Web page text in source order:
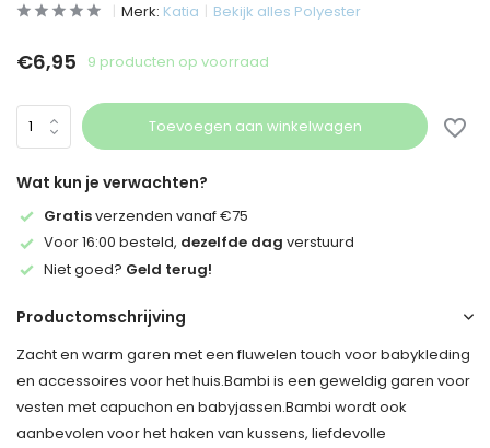
Merk: Katia Bekijk alles Polyester
€6,95 9 producten op voorraad
Toevoegen aan winkelwagen
Wat kun je verwachten?
Gratisverzenden vanaf €75
Voor 16:00 besteld, dezelfde dag verstuurd
Niet goed? Geld terug!
Productomschrijving
Zacht en warm garen met een fluwelen touch voor babykleding
en accessoires voor het huis.Bambi is een geweldig garen voor
vesten met capuchon en babyjassen.Bambi wordt ook
aanbevolen voor het haken van kussens, liefdevolle